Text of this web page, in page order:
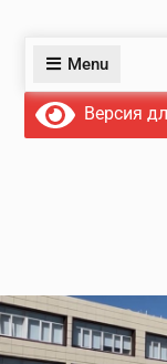
Menu
Версия